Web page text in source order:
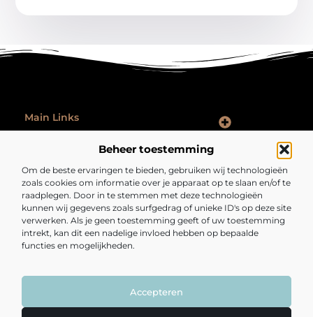
Beheer toestemming
Om de beste ervaringen te bieden, gebruiken wij technologieën
zoals cookies om informatie over je apparaat op te slaan en/of te
raadplegen. Door in te stemmen met deze technologieën
kunnen wij gegevens zoals surfgedrag of unieke ID's op deze site
verwerken. Als je geen toestemming geeft of uw toestemming
intrekt, kan dit een nadelige invloed hebben op bepaalde
functies en mogelijkheden.
Accepteren
Main Links
Bericht categorie
Lees mee met artikelen en verhalen die je kijk op het dagelijks leven
verrijken en verrassen.
@2025 All Right Reserved. Design bywww.fijngezond.nl.